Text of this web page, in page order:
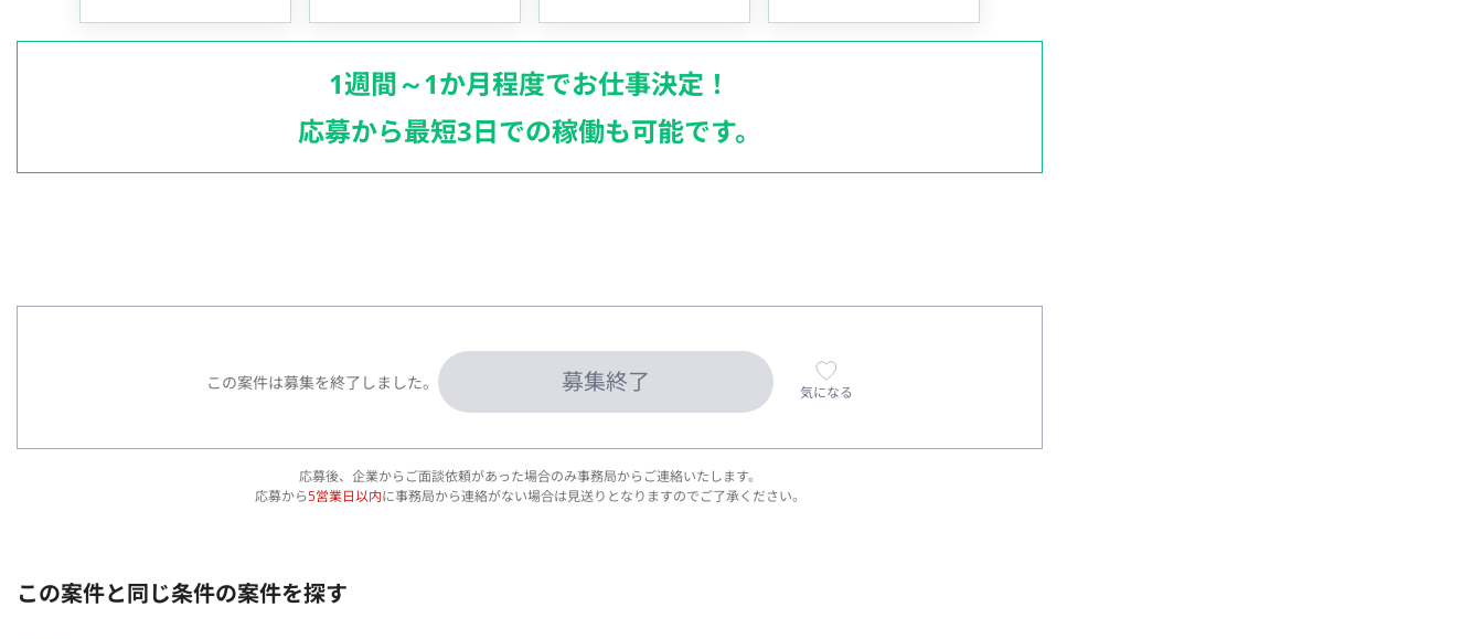
1週間～1か月程度でお仕事決定！
応募から最短3日での稼働も可能です。
この案件は募集を終了しました。 募集終了 気になる
応募後、企業からご面談依頼があった場合のみ事務局からご連絡いたします。
応募から5営業日以内に事務局から連絡がない場合は見送りとなりますのでご了承ください。
この案件と同じ条件の案件を探す